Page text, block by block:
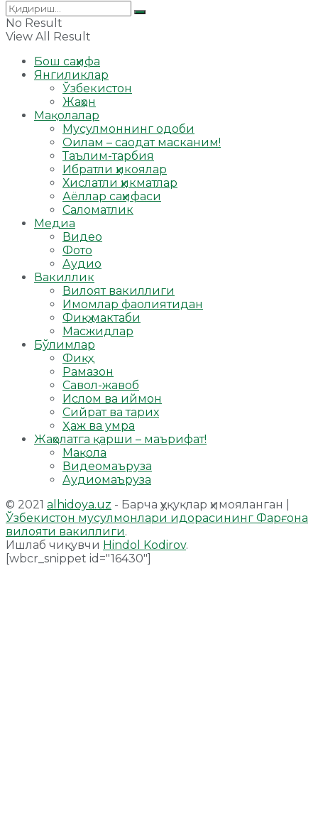
No Result
View All Result
Бош саҳифа
Янгиликлар
Ўзбекистон
Жаҳон
Мақолалар
Мусулмоннинг одоби
Оилам – саодат масканим!
Таълим-тарбия
Ибратли ҳикоялар
Хислатли ҳикматлар
Аёллар саҳифаси
Саломатлик
Медиа
Видео
Фото
Аудио
Вакиллик
Вилоят вакиллиги
Имомлар фаолиятидан
Фиқҳ мактаби
Масжидлар
Бўлимлар
Фиқҳ
Рамазон
Савол-жавоб
Ислом ва иймон
Сийрат ва тарих
Ҳаж ва умра
Жаҳолатга қарши – маърифат!
Мақола
Видеомаъруза
Аудиомаъруза
© 2021 alhidoya.uz - Барча ҳуқуқлар ҳимояланган |
Ўзбекистон мусулмонлари идорасининг Фарғона
вилояти вакиллиги.
Ишлаб чиқувчи Hindol Kodirov.
[wbcr_snippet id="16430"]